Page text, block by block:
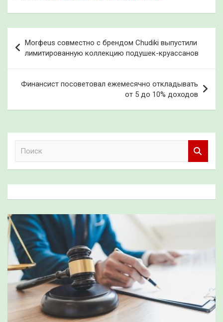
по
записям
Morфeus совместно с брендом Chudiki выпустили
лимитированную коллекцию подушек-круассанов
Финансист посоветовал ежемесячно откладывать
от 5 до 10% доходов
к